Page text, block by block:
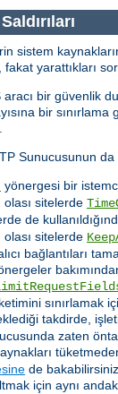
sistem
yarattıkları
bir güvenlik
bir
Sunucusunun da
yönergesi bir
olası sitelerde
de
olası sitelerde
bağlantıları
sınırlamak
takdirde,
zaten
de bakabilirsiniz.
için aynı